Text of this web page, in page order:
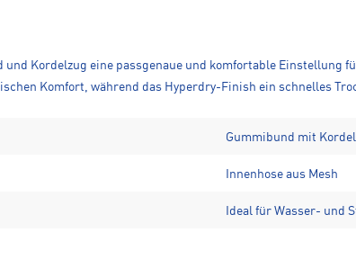
Kordelzug eine passgenaue und komfortable Einstellung
Komfort, während das Hyperdry-Finish ein schnelles
Gummibund mit
Innenhose aus Mesh
Ideal für Wasser- und